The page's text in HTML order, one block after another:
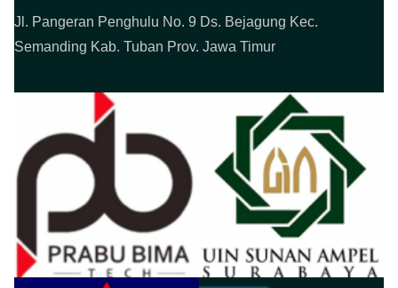
Jl. Pangeran Penghulu No. 9 Ds. Bejagung Kec.
Semanding Kab. Tuban Prov. Jawa Timur